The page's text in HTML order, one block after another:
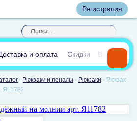
Регистрация
и оплата Скидки Вопросы и
- Рюкзаки и пеналы - Рюкзаки - Рюкзак
Я11782